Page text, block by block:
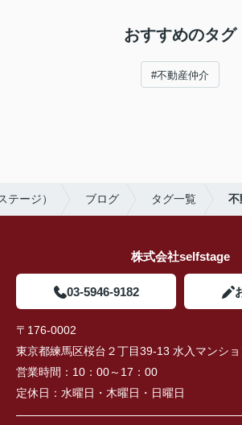
おすすめのタグ
#不動産仲介
ージ） ブログ タグ一覧 不
株式会社selfstage
03-5946-9182
〒176-0002
東京都練馬区桜台２丁目39-13 水入マンシ
営業時間： 10：00～17：00
定休日： 水曜日・木曜日・日曜日